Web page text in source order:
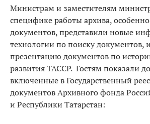
Министрам и заместителям
специфике работы архива,
документов, представили новые
технологии по поиску документов,
презентацию документов по
развития ТАССР. Гостям показали
включенные в Государственный
документов Архивного фонда
и Республики Татарстан: